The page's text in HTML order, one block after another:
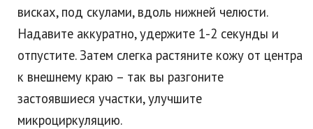
висках, под скулами, вдоль нижней челюсти.
Надавите аккуратно, удержите 1-2 секунды и
отпустите. Затем слегка растяните кожу от центра
к внешнему краю – так вы разгоните
застоявшиеся участки, улучшите
микроциркуляцию.